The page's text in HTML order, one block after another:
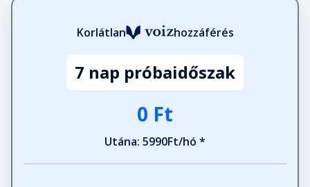
Fejezet hossza: 00:19:22
Korlátlan hozzáférés
7 nap próbaidőszak
0 Ft
Utána: 5990Ft/hó *